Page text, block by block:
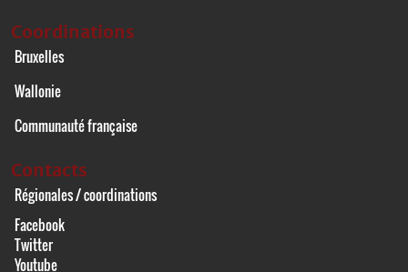
Coordinations
Bruxelles
Wallonie
Communauté française
Contacts
Régionales / coordinations
Facebook
Twitter
Youtube